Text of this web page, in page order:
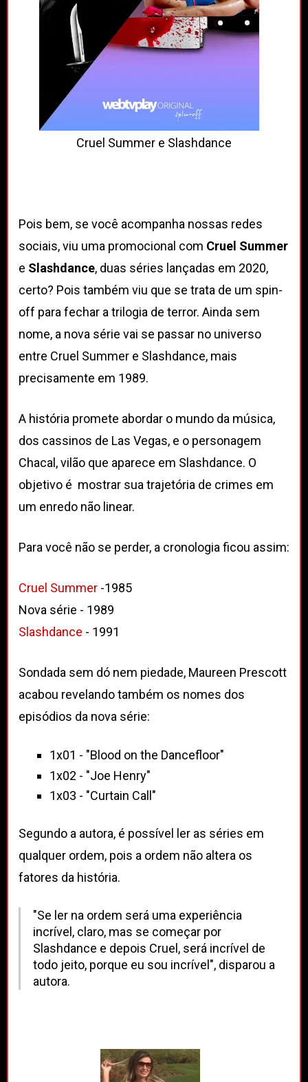
Cruel Summer e Slashdance
Pois bem, se você acompanha nossas redes
sociais, viu uma promocional com Cruel Summer
e Slashdance, duas séries lançadas em 2020,
certo? Pois também viu que se trata de um spin-
off para fechar a trilogia de terror. Ainda sem
nome, a nova série vai se passar no universo
entre Cruel Summer e Slashdance, mais
precisamente em 1989.
A história promete abordar o mundo da música,
dos cassinos de Las Vegas, e o personagem
Chacal, vilão que aparece em Slashdance. O
objetivo é mostrar sua trajetória de crimes em
um enredo não linear.
Para você não se perder, a cronologia ficou assim:
Cruel Summer -1985
Nova série - 1989
Slashdance - 1991
Sondada sem dó nem piedade, Maureen Prescott
acabou revelando também os nomes dos
episódios da nova série:
1x01 - "Blood on the Dancefloor"
1x02 - "Joe Henry"
1x03 - "Curtain Call"
Segundo a autora, é possível ler as séries em
qualquer ordem, pois a ordem não altera os
fatores da história.
"Se ler na ordem será uma experiência
incrível, claro, mas se começar por
Slashdance e depois Cruel, será incrível de
todo jeito, porque eu sou incrível", disparou a
autora.